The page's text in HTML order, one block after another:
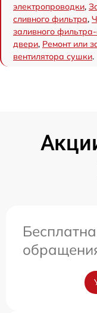
электропроводки,
сливного фильтра,
заливного фильтра-
двери, Ремонт или
вентилятора сушки.